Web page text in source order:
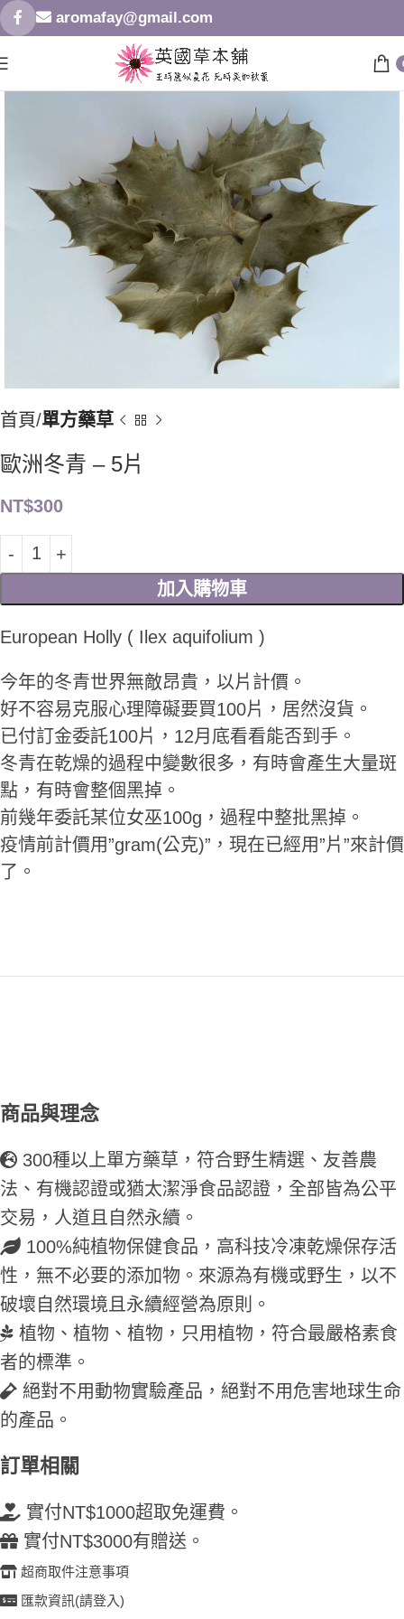
aromafay@gmail.com
首頁 單方藥草
歐洲冬青 – 5片
NT$300
加入購物車
European Holly ( Ilex aquifolium )
今年的冬青世界無敵昂貴，以片計價。
好不容易克服心理障礙要買100片，居然沒貨。
已付訂金委託100片，12月底看看能否到手。
冬青在乾燥的過程中變數很多，有時會產生大量斑
點，有時會整個黑掉。
前幾年委託某位女巫100g，過程中整批黑掉。
疫情前計價用”gram(公克)”，現在已經用”片”來計價
了。
商品與理念
300種以上單方藥草，符合野生精選、友善農
法、有機認證或猶太潔淨食品認證，全部皆為公平
交易，人道且自然永續。
100%純植物保健食品，高科技冷凍乾燥保存活
性，無不必要的添加物。來源為有機或野生，以不
破壞自然環境且永續經營為原則。
植物、植物、植物，只用植物，符合最嚴格素食
者的標準。
絕對不用動物實驗產品，絕對不用危害地球生命
的產品。
訂單相關
實付NT$1000超取免運費。
實付NT$3000有贈送。
超商取件注意事項
匯款資訊(請登入)